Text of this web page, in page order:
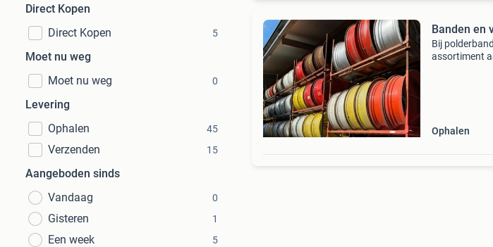
Direct Kopen
Direct Kopen
5
Moet nu weg
Moet nu weg
0
Levering
Ophalen
45
Verzenden 15
Aangeboden sinds
Vandaag
0
Gisteren 1
Een week 5
Banden en
Bij
assortiment
Ophalen